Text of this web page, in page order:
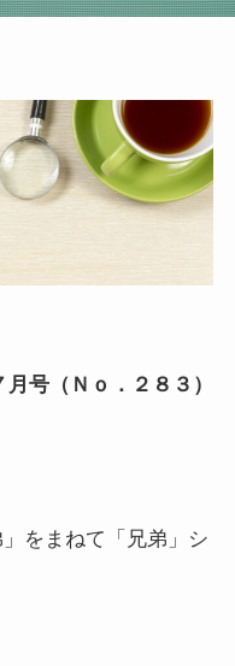
月号（Ｎｏ．２８３）
をまねて「兄弟」シ